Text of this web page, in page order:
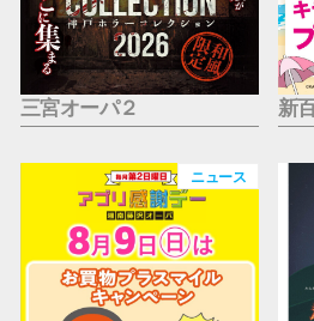
三宮オーパ２ 新
ニュース